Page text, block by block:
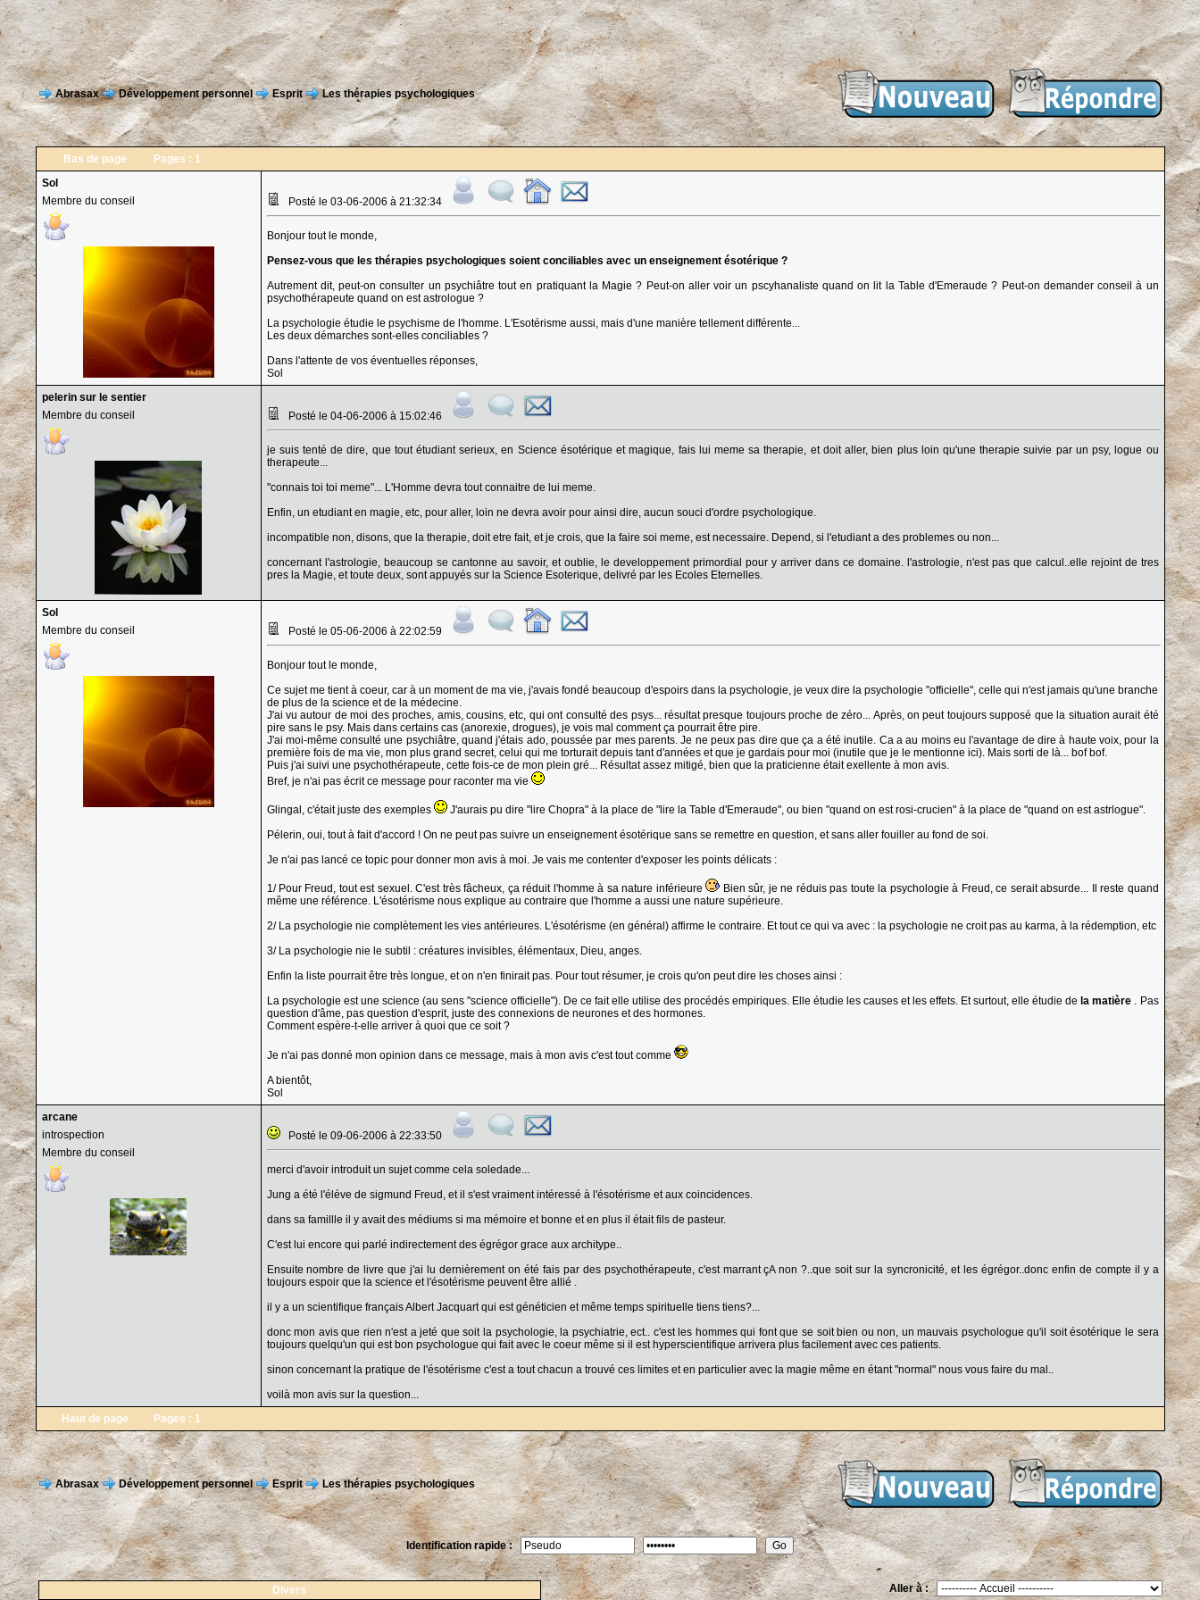
Abrasax Développement personnel Esprit Les thérapies psychologiques
Bas de page Pages : 1
Sol
Membre du conseil
Posté le 03-06-2006 à 21:32:34
Bonjour tout le monde,
Pensez-vous que les thérapies psychologiques soient conciliables avec un enseignement ésotérique ?
Autrement dit, peut-on consulter un psychiâtre tout en pratiquant la Magie ? Peut-on aller voir un pscyhanaliste quand on lit la Table d'Emeraude ? Peut-on demander conseil à un
psychothérapeute quand on est astrologue ?
La psychologie étudie le psychisme de l'homme. L'Esotérisme aussi, mais d'une manière tellement différente...
Les deux démarches sont-elles conciliables ?
Dans l'attente de vos éventuelles réponses,
Sol
pelerin sur le sentier
Membre du conseil
Posté le 04-06-2006 à 15:02:46
je suis tenté de dire, que tout étudiant serieux, en Science ésotérique et magique, fais lui meme sa therapie, et doit aller, bien plus loin qu'une therapie suivie par un psy, logue ou
therapeute...
"connais toi toi meme"... L'Homme devra tout connaitre de lui meme.
Enfin, un etudiant en magie, etc, pour aller, loin ne devra avoir pour ainsi dire, aucun souci d'ordre psychologique.
incompatible non, disons, que la therapie, doit etre fait, et je crois, que la faire soi meme, est necessaire. Depend, si l'etudiant a des problemes ou non...
concernant l'astrologie, beaucoup se cantonne au savoir, et oublie, le developpement primordial pour y arriver dans ce domaine. l'astrologie, n'est pas que calcul..elle rejoint de tres
pres la Magie, et toute deux, sont appuyés sur la Science Esoterique, delivré par les Ecoles Eternelles.
Sol
Membre du conseil
Posté le 05-06-2006 à 22:02:59
Bonjour tout le monde,
Ce sujet me tient à coeur, car à un moment de ma vie, j'avais fondé beaucoup d'espoirs dans la psychologie, je veux dire la psychologie "officielle", celle qui n'est jamais qu'une branche
de plus de la science et de la médecine.
J'ai vu autour de moi des proches, amis, cousins, etc, qui ont consulté des psys... résultat presque toujours proche de zéro... Après, on peut toujours supposé que la situation aurait été
pire sans le psy. Mais dans certains cas (anorexie, drogues), je vois mal comment ça pourrait être pire.
J'ai moi-même consulté une psychiâtre, quand j'étais ado, poussée par mes parents. Je ne peux pas dire que ça a été inutile. Ca a au moins eu l'avantage de dire à haute voix, pour la
première fois de ma vie, mon plus grand secret, celui qui me torturait depuis tant d'années et que je gardais pour moi (inutile que je le mentionne ici). Mais sorti de là... bof bof.
Puis j'ai suivi une psychothérapeute, cette fois-ce de mon plein gré... Résultat assez mitigé, bien que la praticienne était exellente à mon avis.
Bref, je n'ai pas écrit ce message pour raconter ma vie
Glingal, c'était juste des exemples
J'aurais pu dire "lire Chopra" à la place de "lire la Table d'Emeraude", ou bien "quand on est rosi-crucien" à la place de "quand on est astrlogue".
Pélerin, oui, tout à fait d'accord ! On ne peut pas suivre un enseignement ésotérique sans se remettre en question, et sans aller fouiller au fond de soi.
Je n'ai pas lancé ce topic pour donner mon avis à moi. Je vais me contenter d'exposer les points délicats :
1/ Pour Freud, tout est sexuel. C'est très fâcheux, ça réduit l'homme à sa nature inférieure
Bien sûr, je ne réduis pas toute la psychologie à Freud, ce serait absurde... Il reste quand
même une référence. L'ésotérisme nous explique au contraire que l'homme a aussi une nature supérieure.
2/ La psychologie nie complètement les vies antérieures. L'ésotérisme (en général) affirme le contraire. Et tout ce qui va avec : la psychologie ne croit pas au karma, à la rédemption, etc
3/ La psychologie nie le subtil : créatures invisibles, élémentaux, Dieu, anges.
Enfin la liste pourrait être très longue, et on n'en finirait pas. Pour tout résumer, je crois qu'on peut dire les choses ainsi :
La psychologie est une science (au sens "science officielle"). De ce fait elle utilise des procédés empiriques. Elle étudie les causes et les effets. Et surtout, elle étudie de la matière . Pas
question d'âme, pas question d'esprit, juste des connexions de neurones et des hormones.
Comment espère-t-elle arriver à quoi que ce soit ?
Je n'ai pas donné mon opinion dans ce message, mais à mon avis c'est tout comme
A bientôt,
Sol
arcane
introspection
Membre du conseil
Posté le 09-06-2006 à 22:33:50
merci d'avoir introduit un sujet comme cela soledade...
Jung a été l'éléve de sigmund Freud, et il s'est vraiment intéressé à l'ésotérisme et aux coincidences.
dans sa famillle il y avait des médiums si ma mémoire et bonne et en plus il était fils de pasteur.
C'est lui encore qui parlé indirectement des égrégor grace aux architype..
Ensuite nombre de livre que j'ai lu dernièrement on été fais par des psychothérapeute, c'est marrant çA non ?..que soit sur la syncronicité, et les égrégor..donc enfin de compte il y a
toujours espoir que la science et l'ésotérisme peuvent être allié .
il y a un scientifique français Albert Jacquart qui est généticien et même temps spirituelle tiens tiens?...
donc mon avis que rien n'est a jeté que soit la psychologie, la psychiatrie, ect.. c'est les hommes qui font que se soit bien ou non, un mauvais psychologue qu'il soit ésotérique le sera
toujours quelqu'un qui est bon psychologue qui fait avec le coeur même si il est hyperscientifique arrivera plus facilement avec ces patients.
sinon concernant la pratique de l'ésotérisme c'est a tout chacun a trouvé ces limites et en particulier avec la magie même en étant "normal" nous vous faire du mal..
voilà mon avis sur la question...
Haut de page
Pages : 1
Abrasax Développement personnel Esprit Les thérapies psychologiques
Identification rapide :
Divers Aller à :